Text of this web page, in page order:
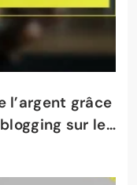
l’argent grâce
sur le